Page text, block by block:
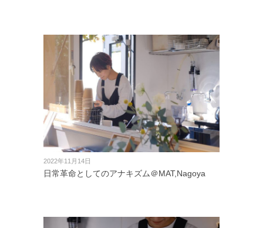
2022年11月14日
日常革命としてのアナキズム＠MAT,Nagoya